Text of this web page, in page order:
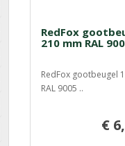
RedFox
210 mm RAL
RedFox gootbeugel
RAL 9005 ..
€